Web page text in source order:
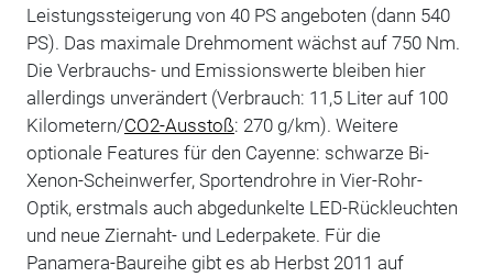
Leistungssteigerung von 40 PS angeboten (dann 540
PS). Das maximale Drehmoment wächst auf 750 Nm.
Die Verbrauchs- und Emissionswerte bleiben hier
allerdings unverändert (Verbrauch: 11,5 Liter auf 100
Kilometern/CO2-Ausstoß: 270 g/km). Weitere
optionale Features für den Cayenne: schwarze Bi-
Xenon-Scheinwerfer, Sportendrohre in Vier-Rohr-
Optik, erstmals auch abgedunkelte LED-Rückleuchten
und neue Ziernaht- und Lederpakete. Für die
Panamera-Baureihe gibt es ab Herbst 2011 auf